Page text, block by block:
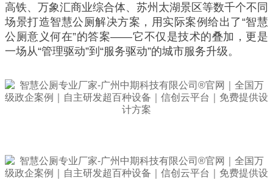
高铁、万象汇商业综合体、苏州太湖景区等数千个不同
场景打造智慧公厕解决方案，用实际案例给出了“智慧
公厕意义何在”的答案——它不仅是技术的叠加，更是
一场从“管理驱动”到“服务驱动”的城市服务升级。